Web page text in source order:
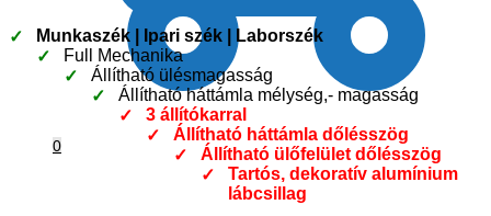
0
Munkaszék | Ipari szék | Laborszék
Full Mechanika
Állítható ülésmagasság
Állítható háttámla mélység,- magasság
3 állítókarral
Állítható háttámla dőlésszög
Állítható ülőfelület dőlésszög
Tartós, dekoratív alumínium
lábcsillag